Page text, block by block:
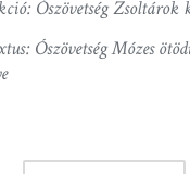
Ószövetség Zsoltárok
Ószövetség Mózes